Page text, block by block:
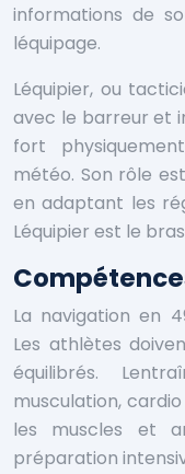
informations de
léquipage.
Léquipier, ou
avec le barreur et
fort
météo. Son rôle
en adaptant les
Léquipier est le
La navigation en
Les athlètes
équilibrés.
musculation,
les muscles et
préparation